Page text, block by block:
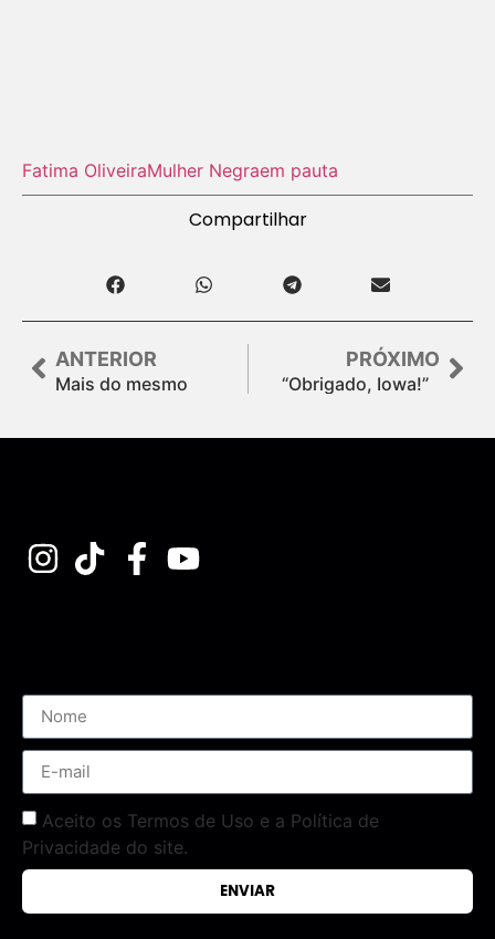
Fatima OliveiraMulher Negraem pauta
Compartilhar
ANTERIOR
Mais do mesmo
PRÓXIMO
“Obrigado, Iowa!”
Aceito os Termos de Uso e a Política de
Privacidade do site.
ENVIAR